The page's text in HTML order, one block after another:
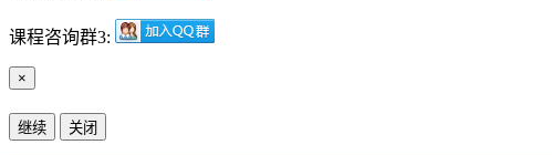
课程咨询群3:
×
继续 关闭